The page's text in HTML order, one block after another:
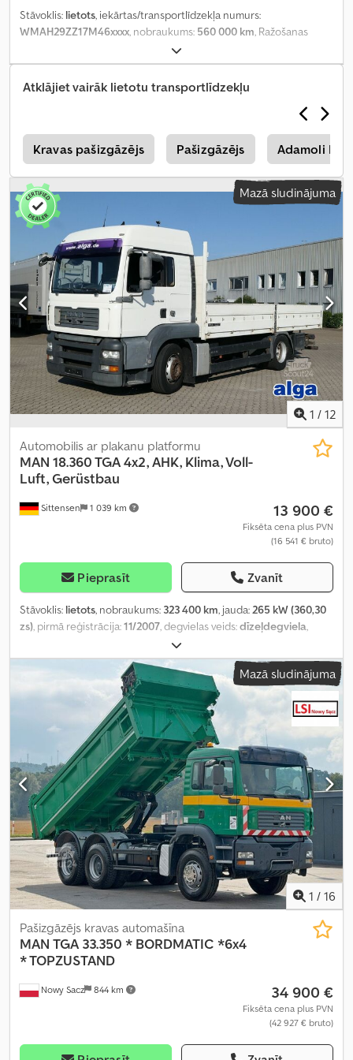
Stāvoklis: lietots, iekārtas/transportlīdzekļa numurs:
WMAH29ZZ17M46xxxx, nobraukums: 560 000 km, Ražošanas
Atklājiet vairāk lietotu transportlīdzekļu
Kravas pašizgāzējs Pašizgāzējs Adamoli
Mazā sludinājuma
1 / 12
Sittensen 1 039 km
Automobilis ar plakanu platformu
MAN 18.360 TGA 4x2, AHK, Klima, Voll-
Luft, Gerüstbau
13 900 €
Fiksēta cena plus PVN
(16 541 € bruto)
Pieprasīt Zvanīt
Stāvoklis: lietots, nobraukums: 323 400 km, jauda:265 kW (360,30
zs), pirmā reģistrācija:11/2007, degvielas veids:dīzeļdegviela,
, asu konfigurācija:
retardētājs, krāsa:balts, pārnesuma veids:mehānisks, emisijas
Euro 4 , kopējais garums: 8 700 mm, kopējais platums:2 550
mm, kopējais augstums:3 500 mm , iekraušanas telpas tilpums:9
, krautuves garums:6 200 mm, iekraušanas vietas platums:
2 480 mm
, iekraušanas telpas augstums:600 mm
, Aprīkojums:
ABS, gaisa kondicionēšana,
Mazā sludinājuma
1 / 16
Nowy Sacz 844 km
Pašizgāzējs kravas automašīna
MAN TGA 33.350 * BORDMATIC *6x4
* TOPZUSTAND
34 900 €
Fiksēta cena plus PVN
(42 927 € bruto)